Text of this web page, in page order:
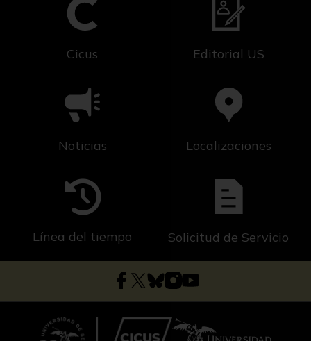
Cicus Editorial US
Noticias Localizaciones
Línea del tiempo Solicitud de Servicio